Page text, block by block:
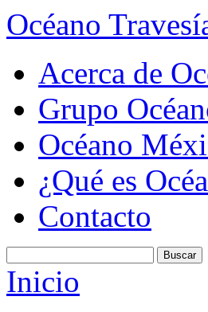
Océano
Acerca de
Grupo
Océano
¿Qué es
Contacto
Inicio